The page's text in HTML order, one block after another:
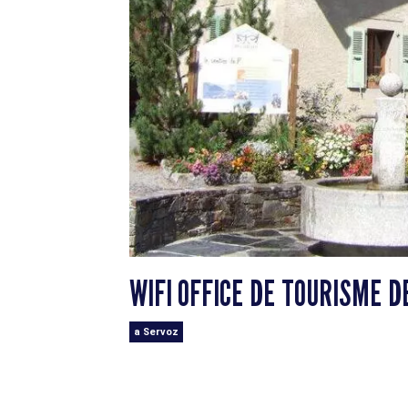
WIFI OFFICE DE TOURISME
a Servoz